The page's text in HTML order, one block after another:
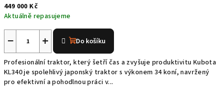
449 000 Kč
Aktuálně repasujeme
produktu
je
5,0
z
5
+
− Do košíku
Profesionální traktor, který šetří čas a zvyšuje produktivitu Kubota
KL340 je spolehlivý japonský traktor s výkonem 34 koní, navržený
pro efektivní a pohodlnou práci v...